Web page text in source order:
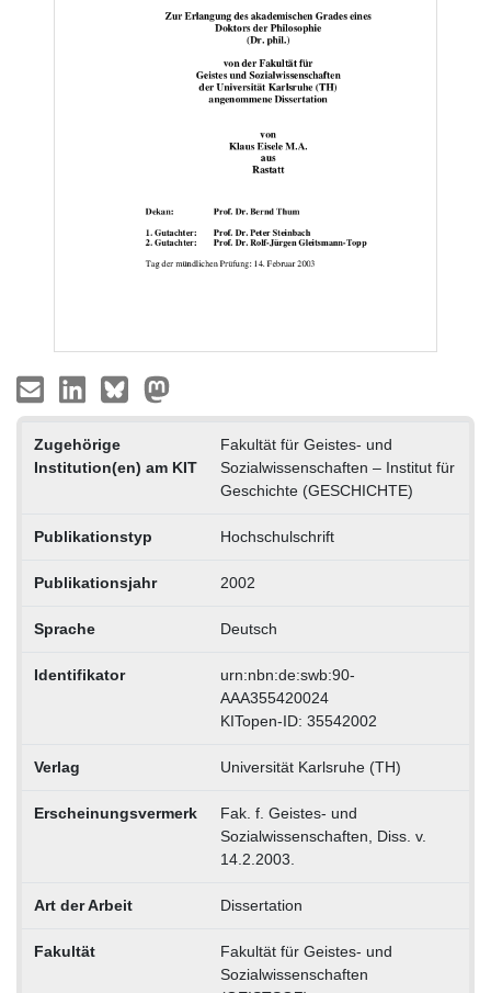
Zugehörige
Institution(en) am KIT
Fakultät für Geistes- und
Sozialwissenschaften – Institut für
Geschichte (GESCHICHTE)
Publikationstyp Hochschulschrift
Publikationsjahr 2002
Sprache Deutsch
Identifikator
urn:nbn:de:swb:90-
AAA355420024
KITopen-ID: 35542002
Verlag Universität Karlsruhe (TH)
Erscheinungsvermerk
Fak. f. Geistes- und
Sozialwissenschaften, Diss. v.
14.2.2003.
Art der Arbeit Dissertation
Fakultät
Fakultät für Geistes- und
Sozialwissenschaften